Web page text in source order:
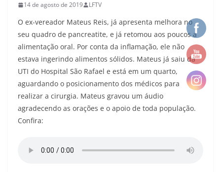
14 de agosto de 2019 LFTV
O ex-vereador Mateus Reis, já apresenta melhora no
seu quadro de pancreatite, e já retomou aos poucos a
alimentação oral. Por conta da inflamação, ele não
estava ingerindo alimentos sólidos. Mateus já saiu da
UTI do Hospital São Rafael e está em um quarto,
aguardando o posicionamento dos médicos para
realizar a cirurgia. Mateus gravou um áudio
agradecendo as orações e o apoio de toda população.
Confira: